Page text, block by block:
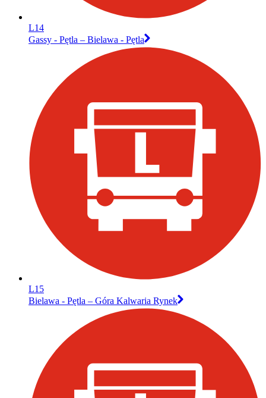
L14
Gassy - Pętla – Bielawa - Pętla
L15
Bielawa - Pętla – Góra Kalwaria Rynek